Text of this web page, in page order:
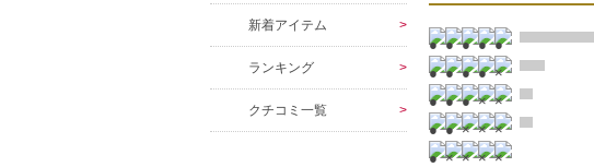
新着アイテム
ランキング
クチコミ一覧